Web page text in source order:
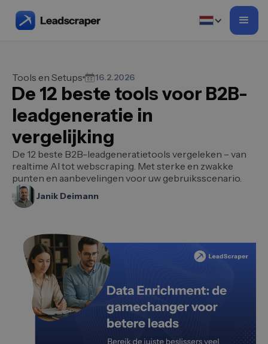
Tools en Setups 16.2.2026
De 12 beste tools voor B2B-
leadgeneratie in
vergelijking
De 12 beste B2B-leadgeneratietools vergeleken – van
realtime AI tot webscraping. Met sterke en zwakke
punten en aanbevelingen voor uw gebruiksscenario.
Janik Deimann